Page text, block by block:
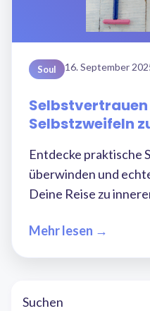
Soul 16. September
Selbstvertrauen
Selbstzweifeln
Entdecke praktische
überwinden und
Deine Reise zu
Mehr lesen →
Suchen